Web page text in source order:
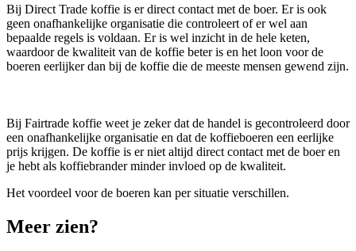
Bij Direct Trade koffie is er direct contact met de boer. Er is ook
geen onafhankelijke organisatie die controleert of er wel aan
bepaalde regels is voldaan. Er is wel inzicht in de hele keten,
waardoor de kwaliteit van de koffie beter is en het loon voor de
boeren eerlijker dan bij de koffie die de meeste mensen gewend zijn.
Bij Fairtrade koffie weet je zeker dat de handel is gecontroleerd door
een onafhankelijke organisatie en dat de koffieboeren een eerlijke
prijs krijgen. De koffie is er niet altijd direct contact met de boer en
je hebt als koffiebrander minder invloed op de kwaliteit.
Het voordeel voor de boeren kan per situatie verschillen.
Meer zien?